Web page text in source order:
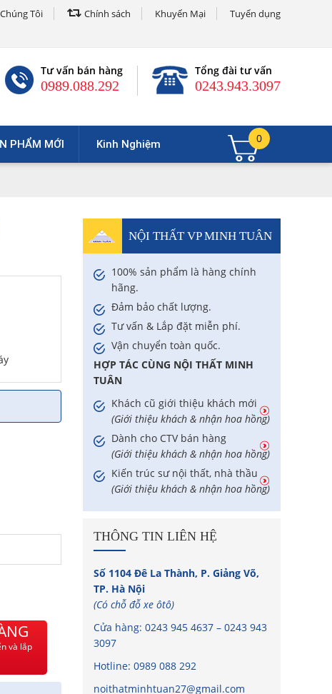
Tôi Chính sách Khuyến Mại Tuyển dụng
Tư vấn bán hàng
0989.088.292
Tổng đài tư vấn
0243.943.3097
PHẨM MỚI Kinh Nghiệm 0
và lắp
NỘI THẤT VP MINH TUÂN
100% sản phẩm là hàng chính
hãng.
Đảm bảo chất lượng.
Tư vấn & Lắp đặt miễn phí.
Vận chuyển toàn quốc.
HỢP TÁC CÙNG NỘI THẤT MINH
TUÂN
Khách cũ giới thiệu khách mới
(Giới thiệu khách & nhận hoa hồng)
Dành cho CTV bán hàng
(Giới thiệu khách & nhận hoa hồng)
Kiến trúc sư nội thất, nhà thầu
(Giới thiệu khách & nhận hoa hồng)
THÔNG TIN LIÊN HỆ
Số 1104 Đê La Thành, P. Giảng Võ,
TP. Hà Nội
(Có chỗ đỗ xe ôtô)
Cửa hàng: 0243 945 4637– 0243 943
3097
Hotline: 0989 088 292
noithatminhtuan27@gmail.com